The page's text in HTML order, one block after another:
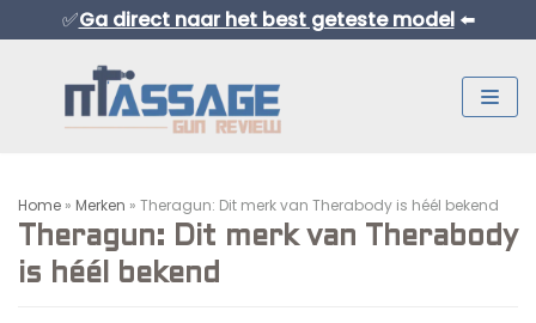
Meteen
inhoud
✅Ga direct naar het best geteste model ⬅️
Home » Merken » Theragun: Dit merk van Therabody is héél bekend
Theragun: Dit merk van Therabody
is héél bekend